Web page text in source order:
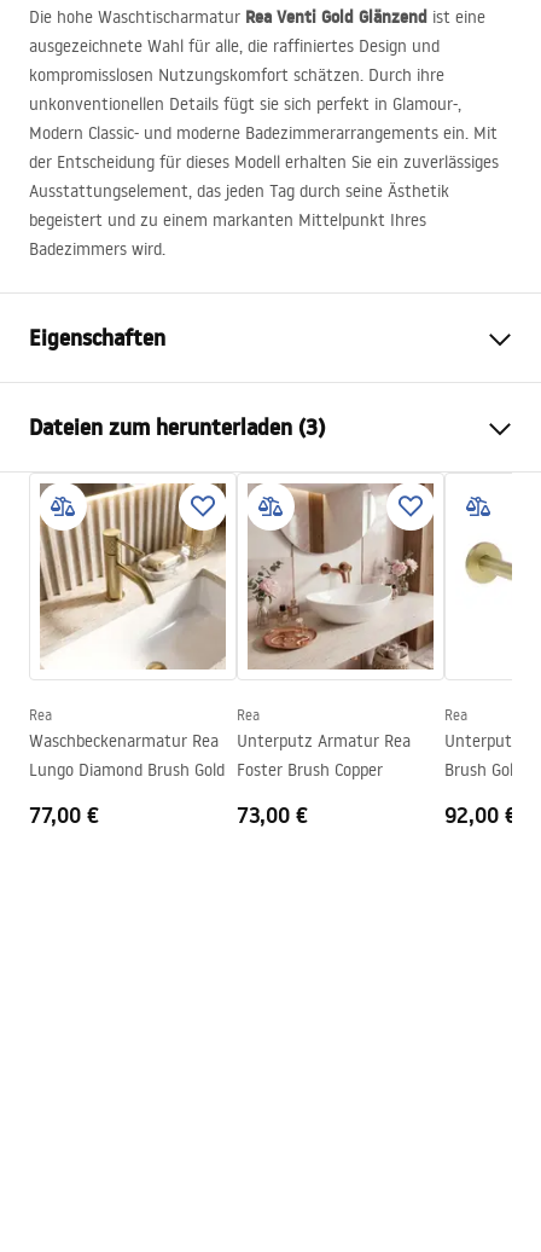
Die hohe Waschtischarmatur Rea Venti Gold Glänzend ist eine
ausgezeichnete Wahl für alle, die raffiniertes Design und
kompromisslosen Nutzungskomfort schätzen. Durch ihre
unkonventionellen Details fügt sie sich perfekt in Glamour-,
Modern Classic- und moderne Badezimmerarrangements ein. Mit
der Entscheidung für dieses Modell erhalten Sie ein zuverlässiges
Ausstattungselement, das jeden Tag durch seine Ästhetik
begeistert und zu einem markanten Mittelpunkt Ihres
Badezimmers wird.
Eigenschaften
Montageart
Standarmatur
Farbe
Chrom
Auslaufart
Feststehend
Material
Messing
Auslauf Reichweite
160mm
Höhe
295mm
Beschichtungstechnologie
Chrome plating
Anschuss Durchmesser
Garantie
5 jahre
Dateien zum herunterladen (3)
Garantiebedingungen
Warranty_Terms_and_Conditions_Faucets_-_5.pdf
Montageanleitung
Sicherheitsinformationen
Safety_Information_Faucets.pdf
Rea
Waschbeckenarmatur Rea
Lungo Diamond Brush Gold
77,00 €
Rea
Unterputz Armatur Rea
Foster Brush Copper
73,00 €
Rea
Unterputz
Brush Gold
92,00 €